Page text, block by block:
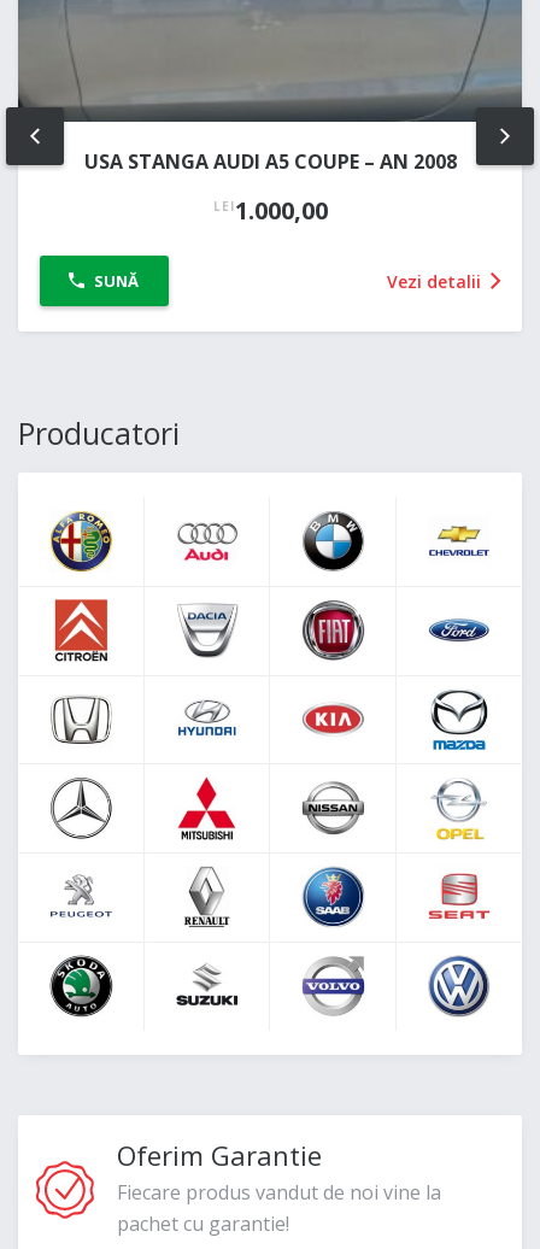
USA STANGA AUDI A5 COUPE – AN 2008
LEI1.000,00
SUNĂ Vezi detalii
PREV
Producatori
Oferim Garantie
Fiecare produs vandut de noi vine la
pachet cu garantie!